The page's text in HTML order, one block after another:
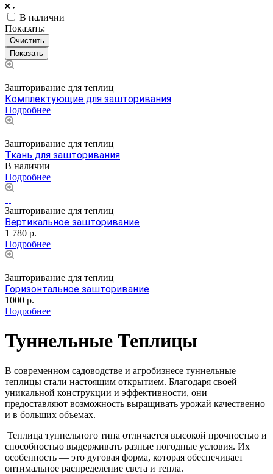
В наличии
Показать:
Очистить
Зашторивание для теплиц
Комплектующие для зашторивания
Подробнее
Зашторивание для теплиц
Ткань для зашторивания
В наличии
Подробнее
Зашторивание для теплиц
Вертикальное зашторивание
1 780 р.
Подробнее
Зашторивание для теплиц
Горизонтальное зашторивание
1000 р.
Подробнее
Туннельные Теплицы
В современном садоводстве и агробизнесе туннельные
теплицы стали настоящим открытием. Благодаря своей
уникальной конструкции и эффективности, они
предоставляют возможность выращивать урожай качественно
и в больших объемах.
Теплица туннельного типа отличается высокой прочностью и
способностью выдерживать разные погодные условия. Их
особенность — это дуговая форма, которая обеспечивает
оптимальное распределение света и тепла.